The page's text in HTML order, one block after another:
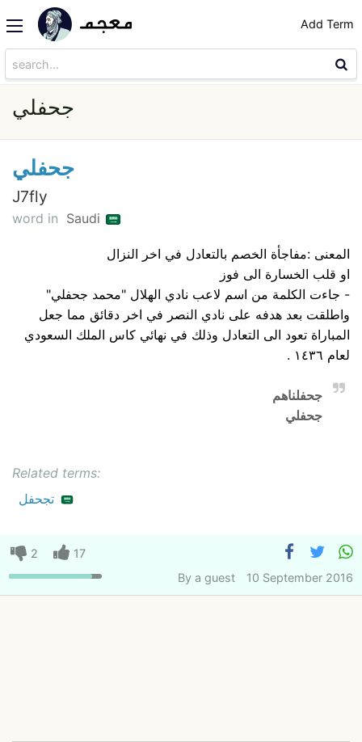
Add Term
جحفلي
جحفلي
J7fly
word in Saudi
المعنى :مفاجأة الخصم بالتعادل في اخر النزال
او قلب الخسارة الى فوز
- جاءت الكلمة من اسم لاعب نادي الهلال "محمد جحفلي"
واطلقت بعد هدفه على نادي النصر في اخر دقائق مما جعل
المباراة تعود الى التعادل وذلك في نهائي كاس الملك السعودي
لعام ١٤٣٦ .
جحفلناهم
جحفلي
Related terms:
تجحفل
2
17
By a guest 10 September 2016